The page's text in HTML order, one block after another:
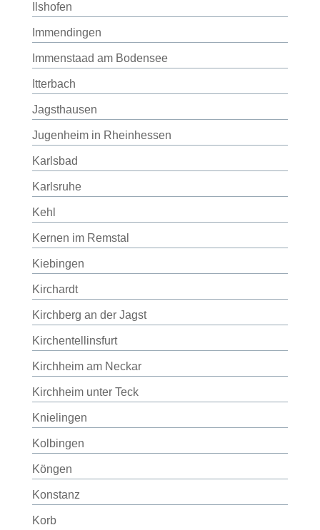
Ilshofen
Immendingen
Immenstaad am Bodensee
Itterbach
Jagsthausen
Jugenheim in Rheinhessen
Karlsbad
Karlsruhe
Kehl
Kernen im Remstal
Kiebingen
Kirchardt
Kirchberg an der Jagst
Kirchentellinsfurt
Kirchheim am Neckar
Kirchheim unter Teck
Knielingen
Kolbingen
Köngen
Konstanz
Korb